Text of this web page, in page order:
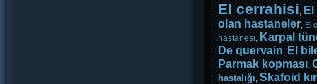
El cerrahisi,El
olan hastaneler,El
hastanesi,Karpal
De quervain,El
Parmak kopması,
hastalığı,Skafoid